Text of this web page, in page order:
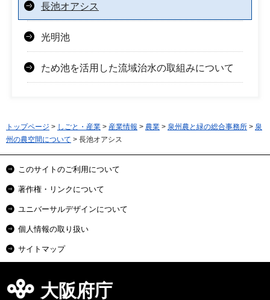
長池オアシス
光明池
ため池を活用した流域治水の取組みについて
トップページ > しごと・産業 > 産業情報 > 農業 > 泉州農と緑の総合事務所 > 泉
州の農空間について > 長池オアシス
このサイトのご利用について
著作権・リンクについて
ユニバーサルデザインについて
個人情報の取り扱い
サイトマップ
大阪府庁